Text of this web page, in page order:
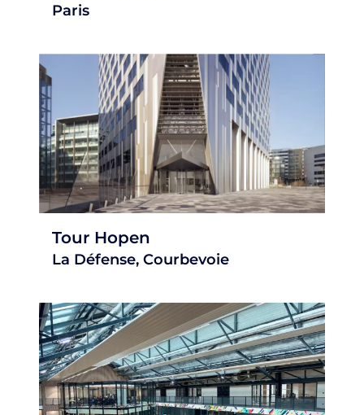
Paris
Tour Hopen
La Défense, Courbevoie